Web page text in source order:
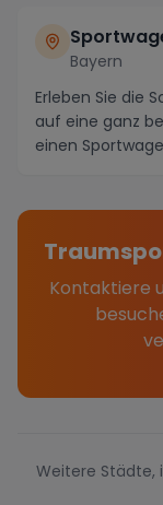
Bayern
Erleben Sie die
auf eine ganz
einen
Kontaktiere
Weitere Städte,